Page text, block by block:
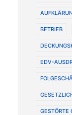
BETRIEB
EDV-
GESTÖRTE